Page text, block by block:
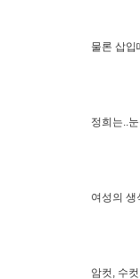
물론 삽입
정희는..
여성의 생
암컷, 수